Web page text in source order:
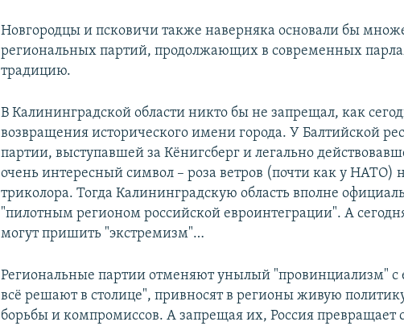
Новгородцы и псковичи также наверняка основали бы
региональных партий, продолжающих в современных
традицию.
В Калининградской области никто бы не запрещал, как
возвращения исторического имени города. У Балтийской
партии, выступавшей за Кёнигсберг и легально
очень интересный символ – роза ветров (почти как у НАТО)
триколора. Тогда Калининградскую область вполне
"пилотным регионом российской евроинтеграции". А
могут пришить "экстремизм"…
Региональные партии отменяют унылый "провинциализм" с
всё решают в столице", привносят в регионы живую
борьбы и компромиссов. А запрещая их, Россия превращает